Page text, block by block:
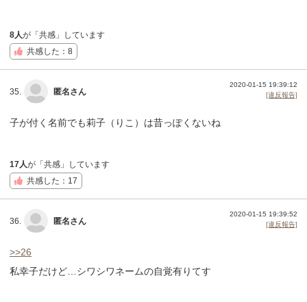
8人が「共感」しています
共感した：8
35. 匿名さん
2020-01-15 19:39:12
[違反報告]
子が付く名前でも莉子（りこ）は昔っぽくないね
17人が「共感」しています
共感した：17
36. 匿名さん
2020-01-15 19:39:52
[違反報告]
>>26
私幸子だけど…シワシワネームの自覚有りてす